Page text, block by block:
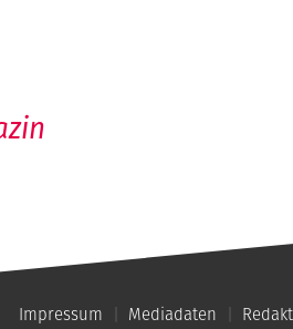
Impressum Mediadaten